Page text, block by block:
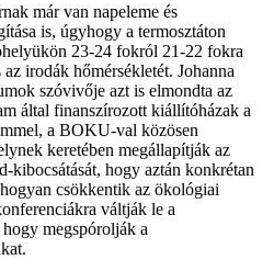
már van napeleme és
is, úgyhogy a termosztáton
23-24 fokról 21-22 fokra
irodák hőmérsékletét. Johanna
szóvivője azt is elmondta az
által finanszírozott kiállítóházak a
a BOKU-val közösen
keretében megállapítják az
kibocsátását, hogy aztán konkrétan
csökkentik az ökológiai
váltják le a
megspórolják a